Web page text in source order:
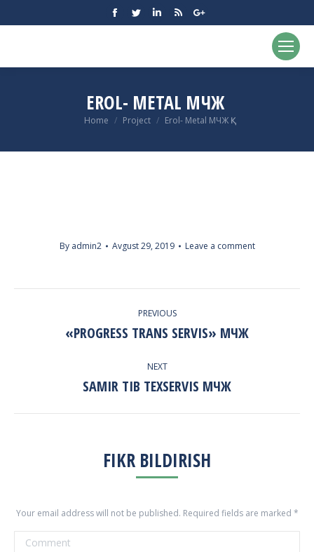
FacebookTwitterLinkedin
Rss Google+
EROL- METAL МЧЖ ҚҚ
You are here:
Home Project Erol- Metal МЧЖ ҚҚ
By admin2 Avgust 29, 2019 Leave a comment
NAVIGATION
PREVIOUS
Previous
«PROGRESS TRANS SERVIS» МЧЖ
NEXT
Next
SAMIR TIB TEXSERVIS МЧЖ
FIKR BILDIRISH
Your email address will not be published. Required fields are marked *
Comment